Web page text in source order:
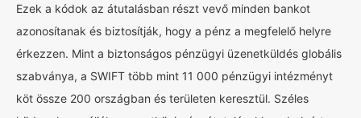
Ezek a kódok az átutalásban részt vevő minden bankot
azonosítanak és biztosítják, hogy a pénz a megfelelő helyre
érkezzen. Mint a biztonságos pénzügyi üzenetküldés globális
szabványa, a SWIFT több mint 11 000 pénzügyi intézményt
köt össze 200 országban és területen keresztül. Széles